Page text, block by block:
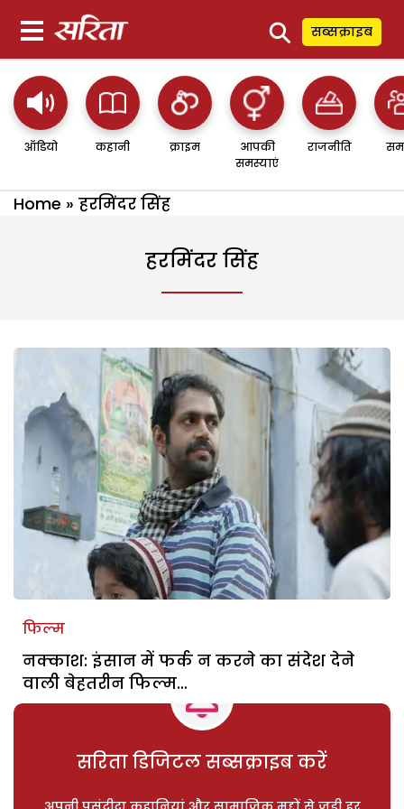
⚲ सब्सक्राइब
ऑडियो कहानी क्राइम
आपकी
समस्याएं
राजनीति
Home » हरमिंदर सिंह
हरमिंदर सिंह
फिल्म
नक्काश: इंसान में फर्क न करने का संदेश देने
वाली बेहतरीन फिल्म…
सरिता डिजिटल सब्सक्राइब करें